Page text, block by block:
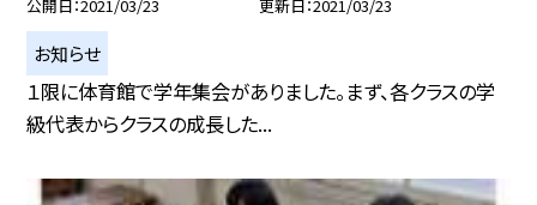
公開日 2021/03/23 更新日 2021/03/23
お知らせ
１限に体育館で学年集会がありました。まず、各クラスの学
級代表からクラスの成長した...